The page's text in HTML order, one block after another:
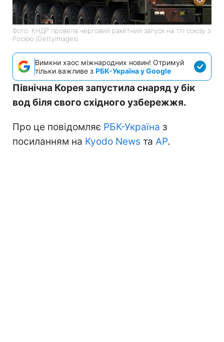
Фото: КНДР провела черговий ракетний запуск на тлі союзу з
Росією (GettyImages)
Вимкни хаос міжнародних новин! Отримуй
тільки важливе з РБК-Україна у Google
Північна Корея запустила снаряд у бік
вод біля свого східного узбережжя.
Про це повідомляє РБК-Україна з
посиланням на Kyodo News та АР.